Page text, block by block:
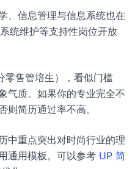
、信息管理与信息系统也在
统维护等支持性岗位开放
零售管培生），看似门槛
气质。如果你的专业完全不
则简历通过率不高。
中重点突出对时尚行业的理
通用模板。可以参考 UP 简